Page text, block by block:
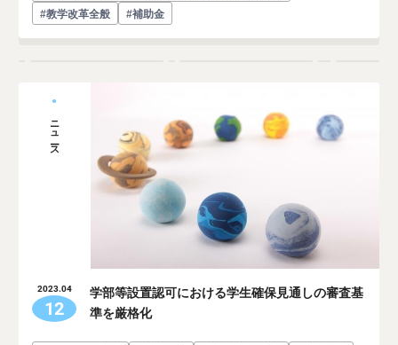
#教学改革全般
#補助金
ニュース
2023.04
12
学部等設置認可における学生確保見通しの審査基
準を厳格化